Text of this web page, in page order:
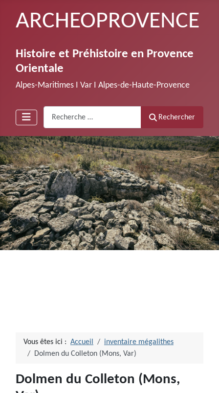
ARCHEOPROVENCE
Histoire et Préhistoire en Provence
Orientale
Alpes-Maritimes Ι Var Ι Alpes-de-Haute-Provence
Rechercher
Vous êtes ici : Accueil
inventaire mégalithes
Dolmen du Colleton (Mons, Var)
Dolmen du Colleton (Mons,